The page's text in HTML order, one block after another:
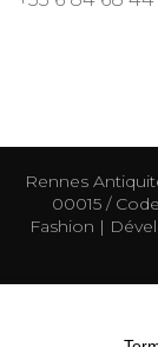
Rennes
00015 /
Fashion |